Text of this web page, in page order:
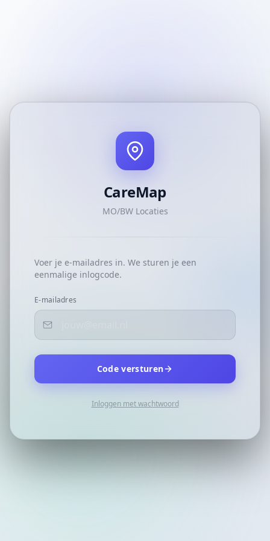
CareMap
MO/BW Locaties
Voer je e-mailadres in. We sturen je een
eenmalige inlogcode.
E-mailadres
Code versturen
Inloggen met wachtwoord